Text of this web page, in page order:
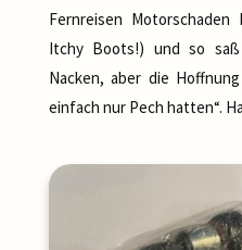
Fernreisen
Itchy Boots!) und so
Nacken, aber die
einfach nur Pech hatten“.